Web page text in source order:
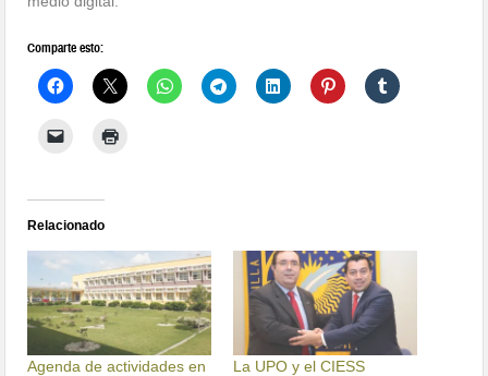
Comparte esto:
Relacionado
Agenda de actividades en
La UPO y el CIESS